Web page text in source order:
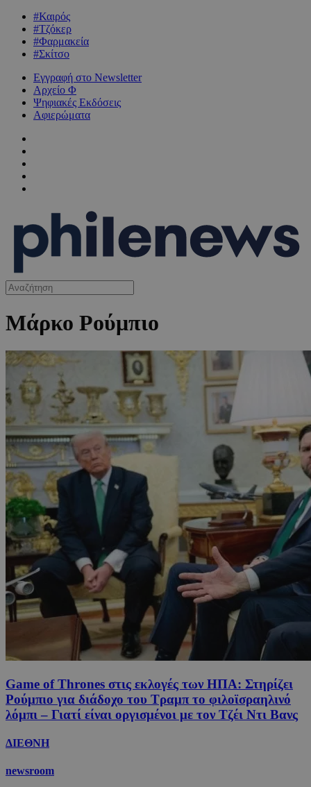
#Καιρός
#Τζόκερ
#Φαρμακεία
#Σκίτσο
Εγγραφή στο Newsletter
Αρχείο Φ
Ψηφιακές Εκδόσεις
Αφιερώματα
Μάρκο Ρούμπιο
Game of Thrones στις εκλογές των ΗΠΑ: Στηρίζει
Ρούμπιο για διάδοχο του Τραμπ το φιλοϊσραηλινό
λόμπι – Γιατί είναι οργισμένοι με τον Τζέι Ντι Βανς
ΔΙΕΘΝΗ
newsroom